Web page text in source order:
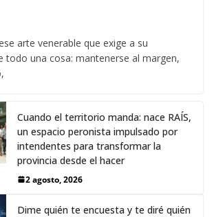
arte venerable que exige a su
todo una cosa: mantenerse al margen,
Cuando el territorio manda: nace RAÍS,
un espacio peronista impulsado por
intendentes para transformar la
provincia desde el hacer
2 agosto, 2026
Dime quién te encuesta y te diré quién